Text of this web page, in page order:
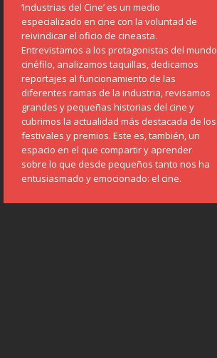
‘Industrias del Cine’ es un medio
especializado en cine con la voluntad de
reivindicar el oficio de cineasta.
Entrevistamos a los protagonistas del mundo
cinéfilo, analizamos taquillas, dedicamos
reportajes al funcionamiento de las
diferentes ramas de la industria, revisamos
grandes y pequeñas historias del cine y
cubrimos la actualidad más destacada de los
festivales y premios. Este es, también, un
espacio en el que compartir y aprender
sobre lo que desde pequeños tanto nos ha
entusiasmado y emocionado: el cine.